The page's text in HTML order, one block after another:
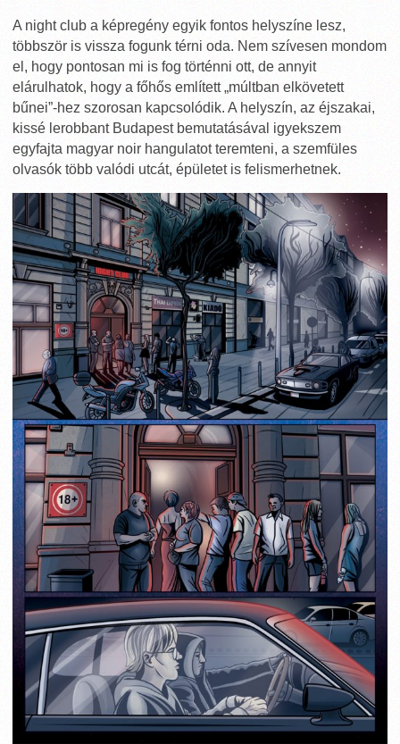
A night club a képregény egyik fontos helyszíne lesz,
többször is vissza fogunk térni oda. Nem szívesen mondom
el, hogy pontosan mi is fog történni ott, de annyit
elárulhatok, hogy a főhős említett „múltban elkövetett
bűnei”-hez szorosan kapcsolódik. A helyszín, az éjszakai,
kissé lerobbant Budapest bemutatásával igyekszem
egyfajta magyar noir hangulatot teremteni, a szemfüles
olvasók több valódi utcát, épületet is felismerhetnek.